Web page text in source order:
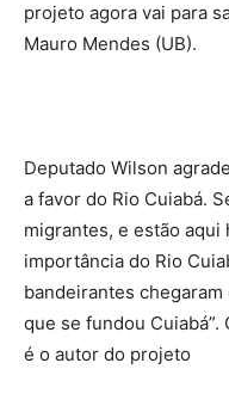
projeto agora vai para
Mauro Mendes (UB).
Deputado Wilson
a favor do Rio Cuiabá.
migrantes, e estão aqui
importância do Rio
bandeirantes
que se fundou Cuiabá”.
é o autor do projeto